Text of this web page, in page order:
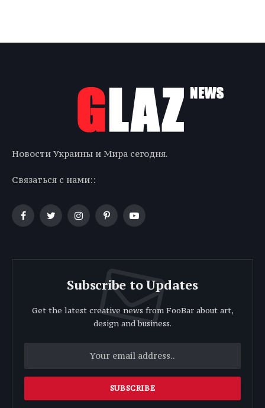
Новости Украины и Мира сегодня.
Связаться с нами::
FacebookTwitterInstagramPinterestYouTube
Subscribe to Updates
Get the latest creative news from FooBar about art,
design and business.